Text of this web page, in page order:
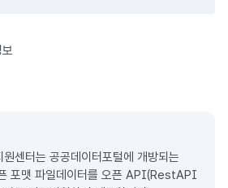
센터는 공공데이터포털에 개방되는
포맷 파일데이터를 오픈 API(RestAPI